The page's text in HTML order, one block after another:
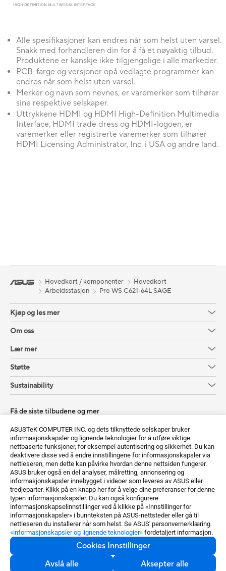
ASUSTeK COMPUTER INC. og dets tilknyttede selskaper bruker
informasjonskapsler og lignende teknologier for å utføre viktige
nettbaserte funksjoner, for eksempel autentisering og sikkerhet. Du kan
deaktivere disse ved å endre innstillingene for informasjonskapsler via
nettleseren, men dette kan påvirke hvordan denne nettsiden fungerer.
ASUS bruker også en del analyser, målretting, annonsering og
informasjonskapsler innebygget i videoer som leveres av ASUS eller
tredjeparter. Klikk på en knapp her for å velge dine preferanser for denne
typen informasjonskapsler. Du kan også konfigurere
informasjonskapselinnstillinger ved å klikke på «Innstillinger for
informasjonskapsler» i bunnteksten på ASUS-nettsteder eller gå til
nettleseren du installerer når som helst. Se ASUS' personvernerklæring
«informasjonskapsler og lignende teknologier» fordetaljert informasjon.
Cookies Innstillinger
Avslå alle
Aksepter alle
Alle spesifikasjoner kan endres når som helst uten varsel.
Snakk med forhandleren din for å få et nøyaktig tilbud.
Produktene er kanskje ikke tilgjengelige i alle markeder.
PCB-farge og versjoner opå vedlagte programmer kan
endres når som helst uten varsel.
Merker og navn som nevnes, er varemerker som tilhører
sine respektive selskaper.
Uttrykkene HDMI og HDMI High-Definition Multimedia
Interface, HDMI trade dress og HDMI-logoen, er
varemerker eller registrerte varemerker som tilhører
HDMI Licensing Administrator, Inc. i USA og andre land.
Hovedkort / komponenter
Hovedkort
Arbeidsstasjon
Pro WS C621-64L SAGE
Kjøp og les mer
Om oss
Lær mer
Støtte
Sustainability
Få de siste tilbudene og mer
Registrer deg
Norway / Norwegian
©ASUSTeK Computer Inc. Alle rettigheter forbeholdt.
Kunngjøring om bruksvilkår
Personvernspolicy